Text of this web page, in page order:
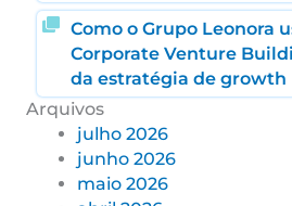
Como o Grupo Leonora
Corporate Venture
da estratégia de growth
Arquivos
julho 2026
junho 2026
maio 2026